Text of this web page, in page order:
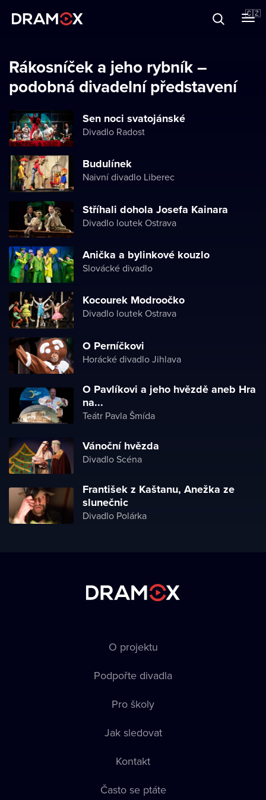
🇨🇿
Registrujte se
Rákosníček a jeho rybník –
podobná divadelní představení
Sen noci svatojánské
Divadlo Radost
Budulínek
Naivní divadlo Liberec
Stříhali dohola Josefa Kainara
Divadlo loutek Ostrava
Anička a bylinkové kouzlo
Slovácké divadlo
Kocourek Modroočko
Divadlo loutek Ostrava
O Perníčkovi
Horácké divadlo Jihlava
O Pavlíkovi a jeho hvězdě aneb Hra
na...
Teátr Pavla Šmída
Vánoční hvězda
Divadlo Scéna
František z Kaštanu, Anežka ze
slunečnic
Divadlo Polárka
O projektu
Podpořte divadla
Pro školy
Jak sledovat
Kontakt
Často se ptáte